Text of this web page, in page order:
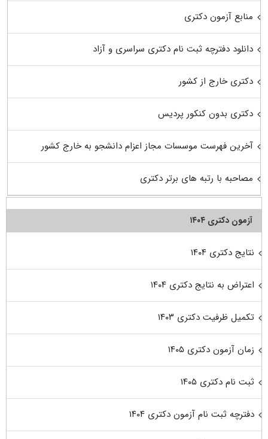
منابع آزمون دکتری
دانلود دفترچه ثبت نام دکتری سراسری و آزاد
دکتری خارج از کشور
دکتری بدون کنکور پردیس
آخرین فهرست موسسات مجاز اعزام دانشجو به خارج کشور
مصاحبه با رتبه های برتر دکتری
آزمون دکتری ۱۴۰۴
نتایج دکتری ۱۴۰۴
اعتراض به نتایج دکتری ۱۴۰۴
تکمیل ظرفیت دکتری ۱۴۰۳
زمان آزمون دکتری ۱۴۰۵
ثبت نام دکتری ۱۴۰۵
دفترچه ثبت نام آزمون دکتری ۱۴۰۴